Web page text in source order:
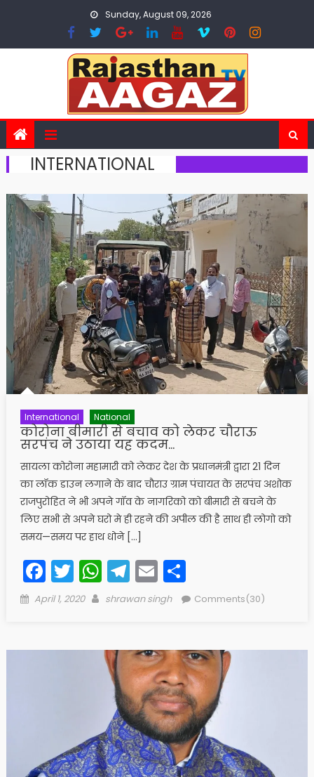
Sunday, August 09, 2026
INTERNATIONAL
International National
कोरोना बीमारी से बचाव को लेकर चौराऊ
सरपंच ने उठाया यह कदम…
सायला कोरोना महामारी को लेकर देश के प्रधानमंत्री द्वारा 21 दिन
का लॉक डाउन लगाने के बाद चौराउ ग्राम पंचायत के सरपंच अशोक
राजपुरोहित ने भी अपने गॉव के नागरिको को बीमारी से बचने के
लिए सभी से अपने घरो मे ही रहने की अपील की है साथ ही लोगो को
समय—समय पर हाथ धोने […]
Facebook
Twitter
WhatsApp
Telegram
EmailShare
Posted
April 1, 2020 Author
shrawan singh Comments(30)